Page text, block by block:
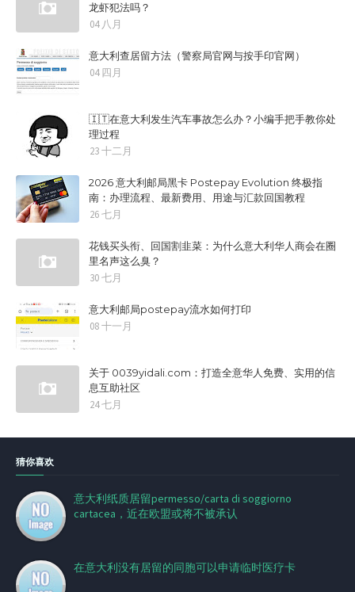
龙虾犯法吗？
04 八月
意大利查居留方法（警察局官网与按手印官网）
04 四月
🇮🇹在意大利发生汽车事故怎么办？小编手把手教你处
理过程
23 十二月
2026 意大利邮局黑卡 Postepay Evolution 终极指
南：办理流程、最新费用、用途与汇款回国教程
26 七月
花钱买头衔、回国割韭菜：为什么意大利华人商会在圈
里名声这么臭？
30 七月
意大利邮局postepay流水如何打印
08 十一月
关于 0039yidali.com：打造全意华人免费、实用的信
息互助社区
24 七月
猜你喜欢
意大利纸质居留permesso/carta di soggiorno
cartacea，近在欧盟或将不被承认
在意大利没有居留的同胞可以申请临时医疗卡